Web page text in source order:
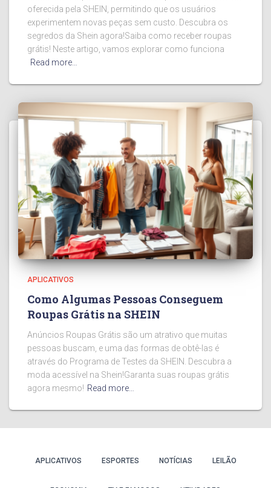
oferecida pela SHEIN, permitindo que os usuários
experimentem novas peças sem custo. Descubra os
segredos da Shein agora!Saiba como receber roupas
grátis! Neste artigo, vamos explorar como funciona
Read more…
APLICATIVOS
Como Algumas Pessoas Conseguem
Roupas Grátis na SHEIN
Anúncios Roupas Grátis são um atrativo que muitas
pessoas buscam, e uma das formas de obtê-las é
através do Programa de Testes da SHEIN. Descubra a
moda acessível na Shein!Garanta suas roupas grátis
agora mesmo! Read more…
APLICATIVOS ESPORTES NOTÍCIAS LEILÃO